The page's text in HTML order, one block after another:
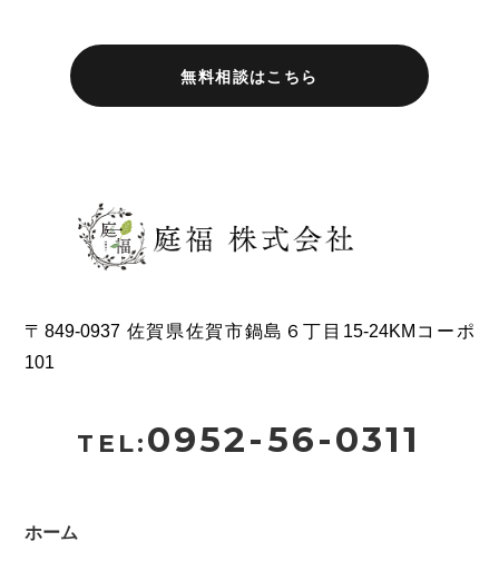
無料相談はこちら
〒849-0937 佐賀県佐賀市鍋島６丁目15-24KMコーポ
101
TEL:0952-56-0311
ホーム